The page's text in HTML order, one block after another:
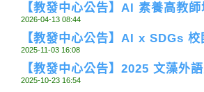
【教發中心公告】AI 素養高教
中教與學的平衡點工作坊開始報名
2026-04-13 08:44
【教發中心公告】AI x SDGs 校
決賽名單出爐
2025-11-03 16:08
【教發中心公告】2025 文藻外
「資訊科技」課程 Tapia 機器人
2025-10-23 16:54